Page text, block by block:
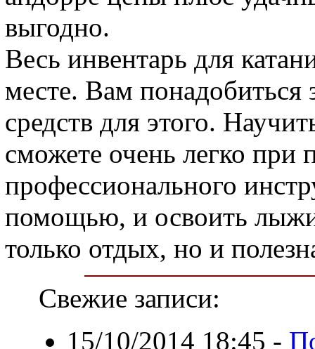
выгодно.
Весь инвентарь для
месте. Вам понадобиться
средств для этого.
сможете очень легко
профессионального
помощью, и освоить
только отдых, но и
Свежие записи:
15/10/2014 18:45 -